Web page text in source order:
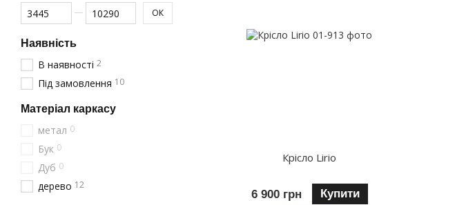
Крісло Lirio
6 900 грн Купити
Від Ціна, грн
До Ціна, грн ОК
Наявність
В наявності 2
Під замовлення 10
Матеріал каркасу
метал 0
Бук 0
Дуб 0
дерево 12